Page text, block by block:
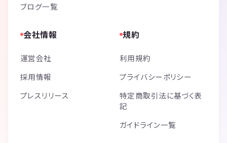
ブログ一覧
会社情報
運営会社
採用情報
プレスリリース
規約
利用規約
プライバシーポリシー
特定商取引法に基づく表
記
ガイドライン一覧